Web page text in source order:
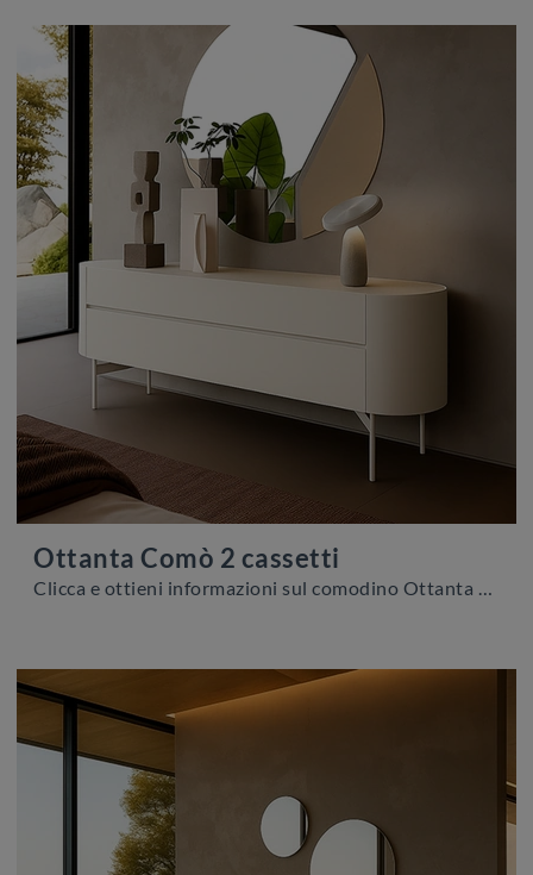
Ottanta Comò 2 cassetti
Clicca e ottieni informazioni sul comodino Ottanta Comò 2 cassetti: Comodini e cassettiere di Voltan sono ideali per spazi design.